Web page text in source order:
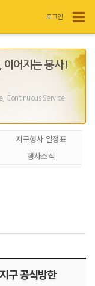
로그인
이어지는 봉사!
Continuous Service!
지구행사 일정표
행사소식
구 공식방한